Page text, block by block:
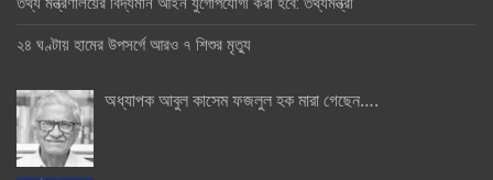
২৪ ঘণ্টায় হামের উপসর্গে আরও ৭ শিশুর মৃত্যু
অধ্যাপক আবুল কাসেম ফজলুল হক মারা গেছেন….